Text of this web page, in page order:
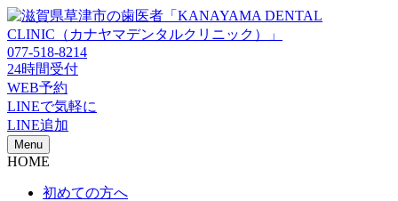
077-518-8214
24時間受付
WEB予約
LINEで気軽に
LINE追加
Menu
HOME
初めての方へ